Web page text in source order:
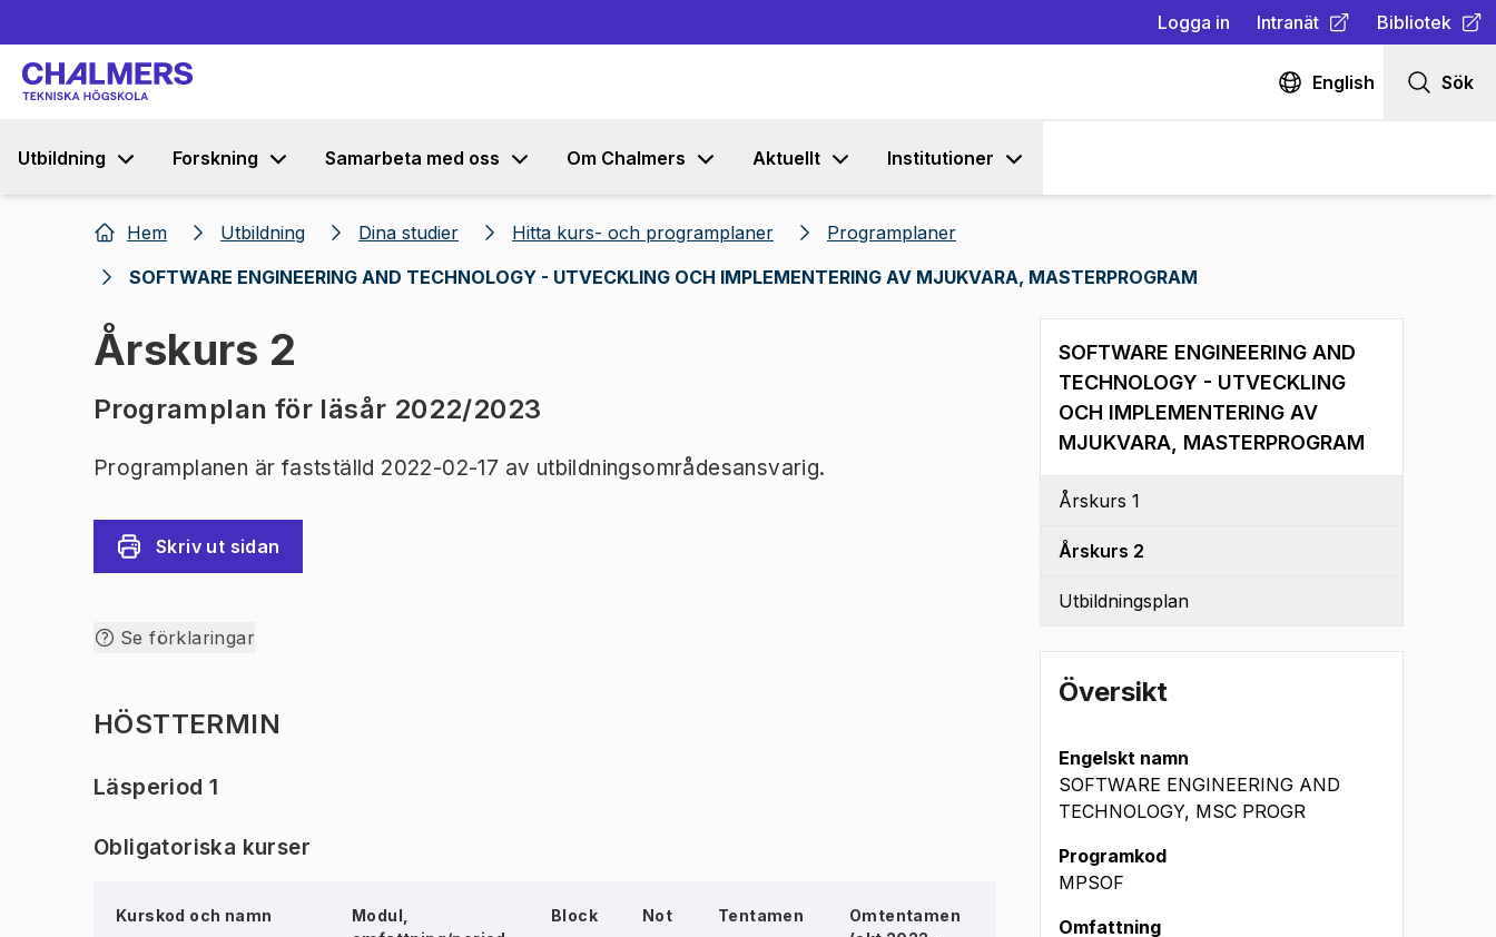
Logga in Intranät
(Öppnas i ny flik)
Bibliotek
(Öppnas i ny
English Sök
Utbildning Forskning Samarbeta med oss Om Chalmers Aktuellt Institutioner
Hem Utbildning Dina studier Hitta kurs- och programplaner
Programplaner
SOFTWARE ENGINEERING AND TECHNOLOGY - UTVECKLING OCH IMPLEMENTERING AV MJUKVARA, MASTERPROGRAM
Årskurs 2
Programplan för läsår 2022/2023
Programplanen är fastställd 2022-02-17 av utbildningsområdesansvarig.
Skriv ut sidan
Se förklaringar
HÖSTTERMIN
Läsperiod 1
Obligatoriska kurser
Kurskod och namn
Modul,
Block Not Tentamen
Omtentamen
SOFTWARE ENGINEERING AND
TECHNOLOGY - UTVECKLING
OCH IMPLEMENTERING AV
MJUKVARA, MASTERPROGRAM
Årskurs 1
Årskurs 2
Utbildningsplan
Översikt
Engelskt namn
SOFTWARE ENGINEERING AND
TECHNOLOGY, MSC PROGR
Programkod
MPSOF
Omfattning